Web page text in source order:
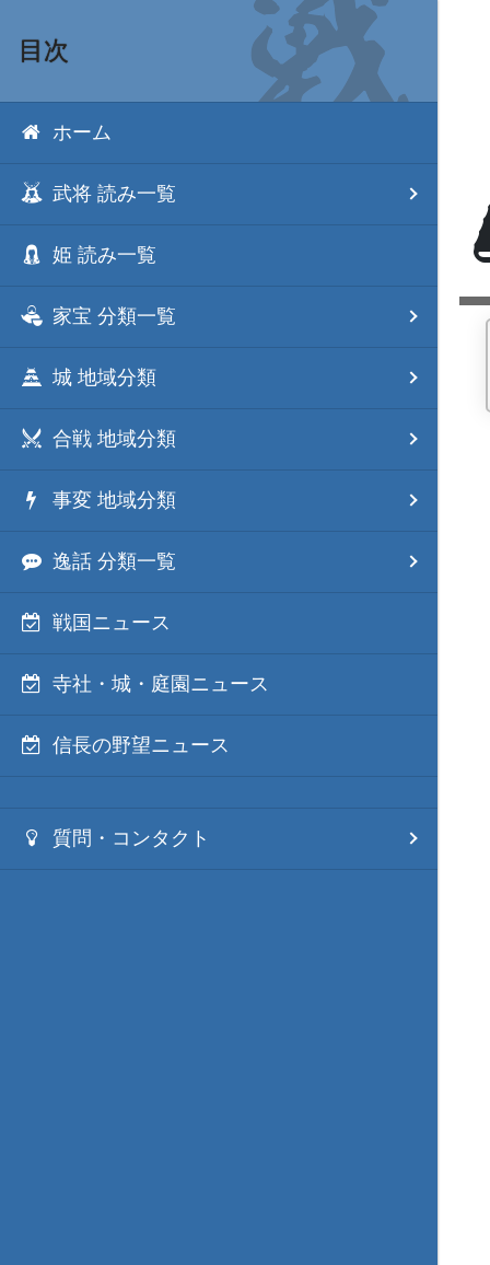
目次
ホーム
武将 読み一覧
姫 読み一覧
家宝 分類一覧
城 地域分類
合戦 地域分類
事変 地域分類
逸話 分類一覧
戦国ニュース
寺社・城・庭園ニュース
信長の野望ニュース
質問・コンタクト